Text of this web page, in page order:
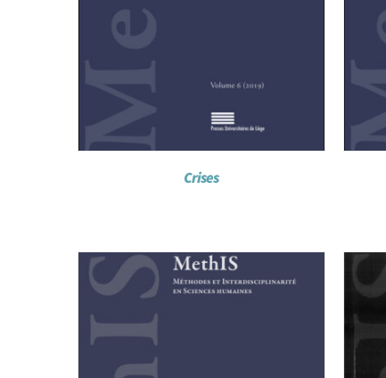
Crises